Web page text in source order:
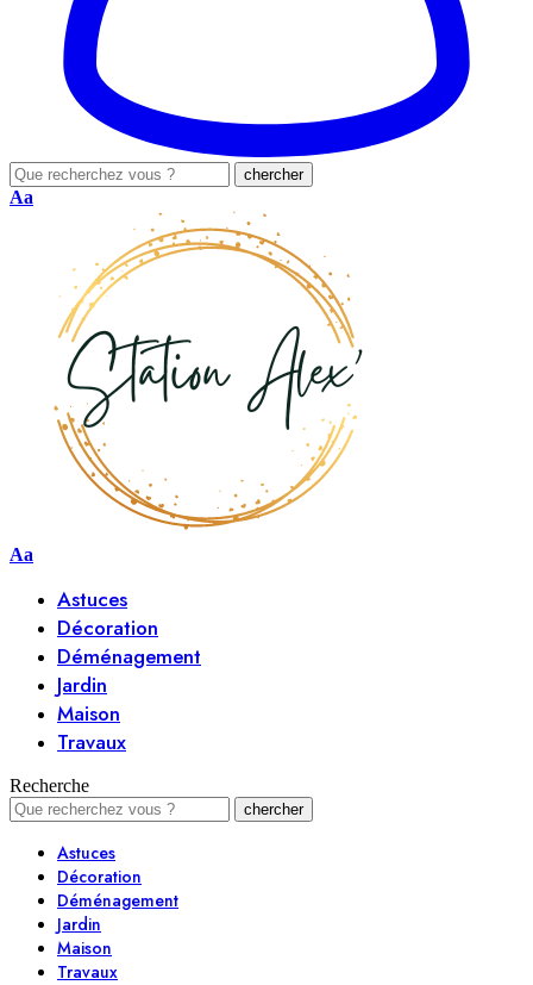
Aa
Aa
Astuces
Décoration
Déménagement
Jardin
Maison
Travaux
Recherche
Astuces
Décoration
Déménagement
Jardin
Maison
Travaux